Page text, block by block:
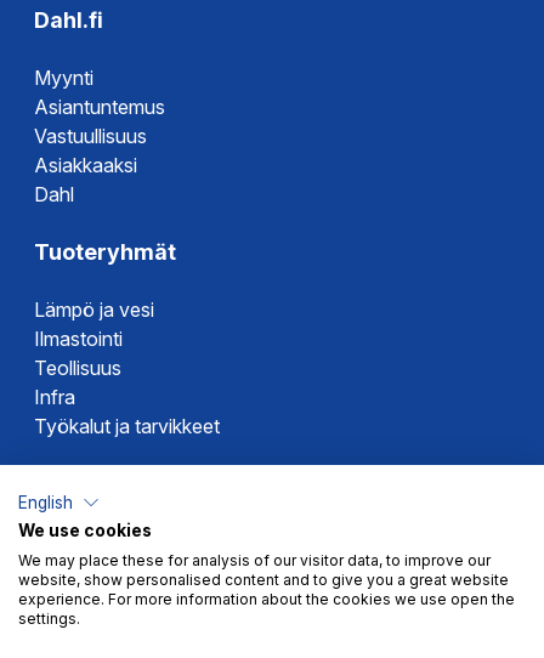
Dahl.fi
Myynti
Asiantuntemus
Vastuullisuus
Asiakkaaksi
Dahl
Tuoteryhmät
Lämpö ja vesi
Ilmastointi
Teollisuus
Infra
Työkalut ja tarvikkeet
Altech
Alterna
Novipro
Votec
English
We use cookies
We may place these for analysis of our visitor data, to improve our
website, show personalised content and to give you a great website
experience. For more information about the cookies we use open the
settings.